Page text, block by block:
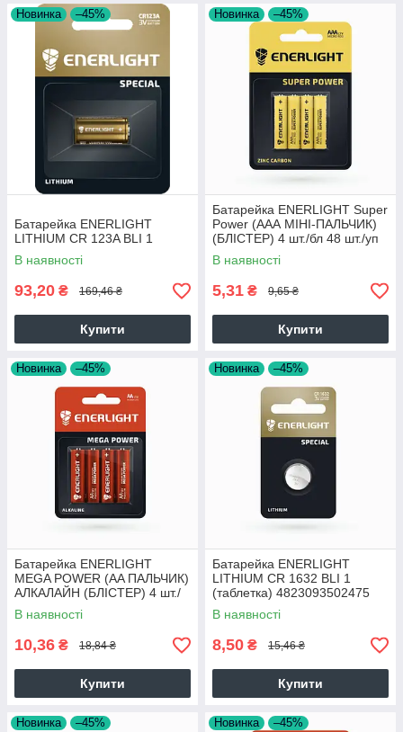
Новинка –45%
Батарейка ENERLIGHT
LITHIUM CR 123A BLI 1
В наявності
93,20 ₴ 169,46 ₴
Купити
Новинка –45%
Батарейка ENERLIGHT Super
Power (AAА МІНІ-ПАЛЬЧИК)
(БЛІСТЕР) 4 шт./бл 48 шт./уп
2086 65324
В наявності
5,31 ₴ 9,65 ₴
Купити
Новинка –45%
Батарейка ENERLIGHT
MEGA POWER (AA ПАЛЬЧИК)
АЛКАЛАЙН (БЛІСТЕР) 4 шт./
бл 48 шт./уп 4823093501867
65324
В наявності
10,36 ₴ 18,84 ₴
Купити
Новинка –45%
Батарейка ENERLIGHT
LITHIUM CR 1632 BLI 1
(таблетка) 4823093502475
65324
В наявності
8,50 ₴ 15,46 ₴
Купити
Новинка –45% Новинка –45%